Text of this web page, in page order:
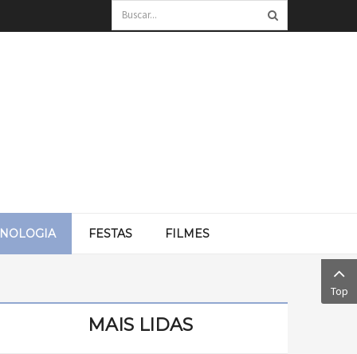
FESTAS FILMES
MAIS LIDAS
Top